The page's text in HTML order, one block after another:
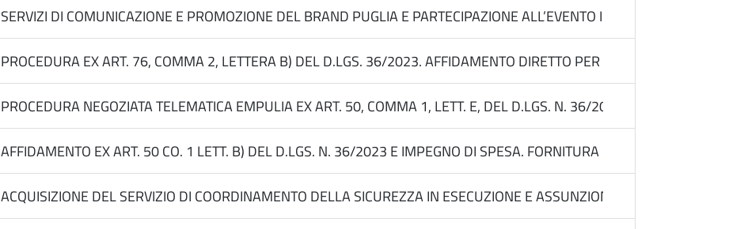
SERVIZI DI COMUNICAZIONE E PROMOZIONE DEL BRAND PUGLIA E PARTECIPAZIONE ALL’EVENTO
PROCEDURA EX ART. 76, COMMA 2, LETTERA B) DEL D.LGS. 36/2023. AFFIDAMENTO DIRETTO PER L’ACQUISIZIONE
PROCEDURA NEGOZIATA TELEMATICA EMPULIA EX ART. 50, COMMA 1, LETT. E, DEL D.LGS. N. 36/2023 PER
AFFIDAMENTO EX ART. 50 CO. 1 LETT. B) DEL D.LGS. N. 36/2023 E IMPEGNO DI SPESA. FORNITURA CERTIFICATI SSL
ACQUISIZIONE DEL SERVIZIO DI COORDINAMENTO DELLA SICUREZZA IN ESECUZIONE E ASSUNZIONE DEL RUOLO